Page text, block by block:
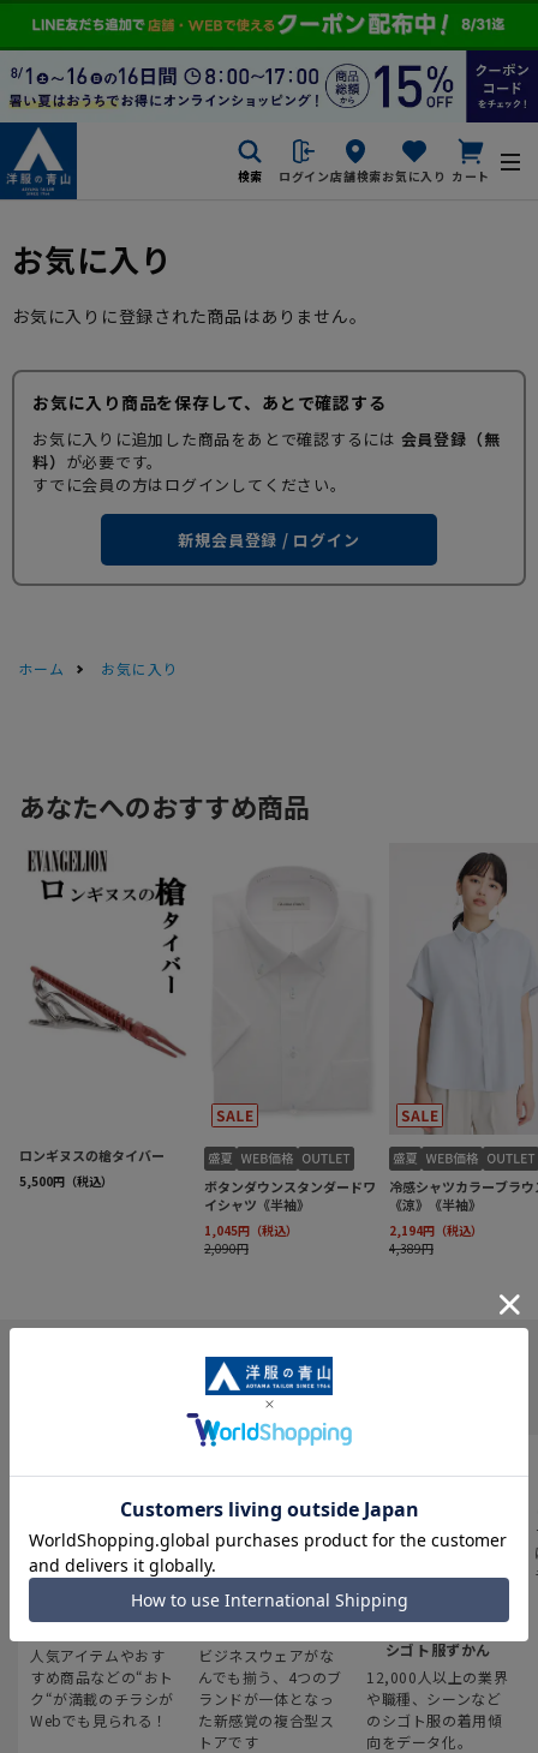
検索 ログイン店舗検索お気に入り カート
お気に入り
お気に入りに登録された商品はありません。
お気に入り商品を保存して、あとで確認する
お気に入りに追加した商品をあとで確認するには 会員登録（無
料） が必要です。
すでに会員の方はログインしてください。
新規会員登録 / ログイン
ホーム お気に入り
INFORMATION
最新のお買い得情報
人気アイテムやおす
すめ商品などの“おト
ク“が満載のチラシが
Webでも見られる！
スーツスクエア
ビジネスウェアがな
んでも揃う、4つのブ
ランドが一体となっ
た新感覚の複合型ス
トアです
みんなの
シゴト服ずかん
12,000人以上の業界
や職種、シーンなど
のシゴト服の着用傾
向をデータ化。